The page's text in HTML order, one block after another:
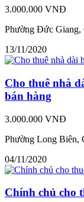
3.000.000 VNĐ
Phường Đức Giang,
13/11/2020
Cho thuê nhà
bán hàng
3.000.000 VNĐ
Phường Long Biên,
04/11/2020
Chính chủ cho